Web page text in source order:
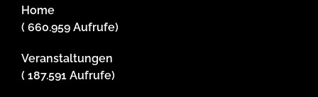
Home
( 660.959 Aufrufe)
Veranstaltungen
( 187.591 Aufrufe)